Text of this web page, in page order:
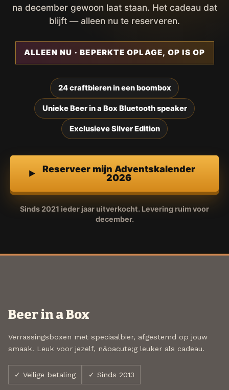
na december gewoon laat staan. Het cadeau dat
blijft — alleen nu te reserveren.
ALLEEN NU · BEPERKTE OPLAGE, OP IS OP
24 craftbieren in een boombox
Unieke Beer in a Box Bluetooth speaker
Exclusieve Silver Edition
Reserveer mijn Adventskalender
2026
Sinds 2021 ieder jaar uitverkocht. Levering ruim voor
december.
Beer in a Box
Verrassingsboxen met speciaalbier, afgestemd op jouw
smaak. Leuk voor jezelf, n&oacute;g leuker als cadeau.
✓ Veilige betaling ✓ Sinds 2013